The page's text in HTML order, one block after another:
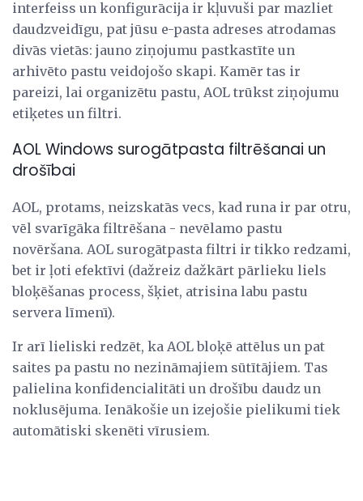
interfeiss un konfigurācija ir kļuvuši par mazliet
daudzveidīgu, pat jūsu e-pasta adreses atrodamas
divās vietās: jauno ziņojumu pastkastīte un
arhivēto pastu veidojošo skapi. Kamēr tas ir
pareizi, lai organizētu pastu, AOL trūkst ziņojumu
etiķetes un filtri.
AOL Windows surogātpasta filtrēšanai un
drošībai
AOL, protams, neizskatās vecs, kad runa ir par otru,
vēl svarīgāka filtrēšana - nevēlamo pastu
novēršana. AOL surogātpasta filtri ir tikko redzami,
bet ir ļoti efektīvi (dažreiz dažkārt pārlieku liels
bloķēšanas process, šķiet, atrisina labu pastu
servera līmenī).
Ir arī lieliski redzēt, ka AOL bloķē attēlus un pat
saites pa pastu no nezināmajiem sūtītājiem. Tas
palielina konfidencialitāti un drošību daudz un
noklusējuma. Ienākošie un izejošie pielikumi tiek
automātiski skenēti vīrusiem.